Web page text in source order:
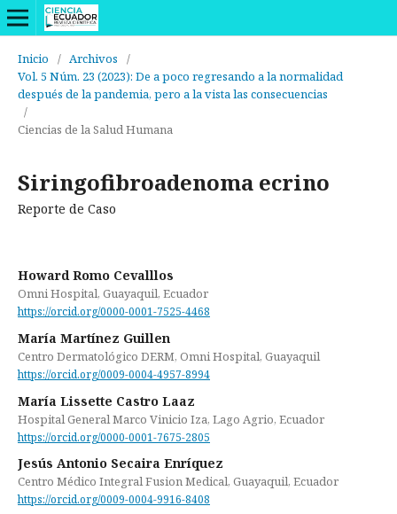
Inicio / Archivos
/
Vol. 5 Núm. 23 (2023): De a poco regresando a la normalidad
después de la pandemia, pero a la vista las consecuencias
/
Ciencias de la Salud Humana
Siringofibroadenoma ecrino
Reporte de Caso
Howard Romo Cevalllos
Omni Hospital, Guayaquil, Ecuador
https://orcid.org/0000-0001-7525-4468
María Martínez Guillen
Centro Dermatológico DERM, Omni Hospital, Guayaquil
https://orcid.org/0009-0004-4957-8994
María Lissette Castro Laaz
Hospital General Marco Vinicio Iza, Lago Agrio, Ecuador
https://orcid.org/0000-0001-7675-2805
Jesús Antonio Secaira Enríquez
Centro Médico Integral Fusion Medical, Guayaquil, Ecuador
https://orcid.org/0009-0004-9916-8408